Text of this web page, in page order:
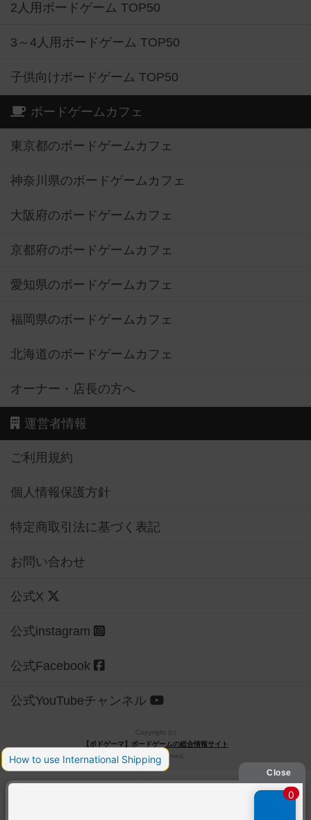
2人用ボードゲーム TOP50
3～4人用ボードゲーム TOP50
子供向けボードゲーム TOP50
ボードゲームカフェ
東京都のボードゲームカフェ
神奈川県のボードゲームカフェ
大阪府のボードゲームカフェ
京都府のボードゲームカフェ
愛知県のボードゲームカフェ
福岡県のボードゲームカフェ
北海道のボードゲームカフェ
オーナー・店長の方へ
運営者情報
ご利用規約
個人情報保護方針
特定商取引法に基づく表記
お問い合わせ
公式X
公式instagram
公式Facebook
公式YouTubeチャンネル
Copyright (c)
【ボドゲーマ】ボードゲームの総合情報サイト
All rights reserved.